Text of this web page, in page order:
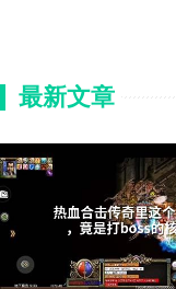
最新文章